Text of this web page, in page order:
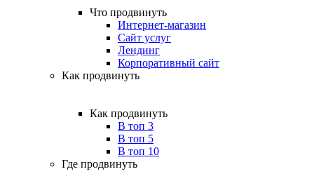
Что продвинуть
Интернет-магазин
Сайт услуг
Лендинг
Корпоративный сайт
Как продвинуть
Как продвинуть
В топ 3
В топ 5
В топ 10
Где продвинуть